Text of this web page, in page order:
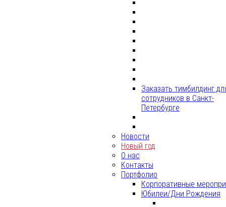
Заказать тимбилдинг
сотрудников в Санкт-
Петербурге
Новости
Новый год
О нас
Контакты
Портфолио
Корпоративные
Юбилеи/Дни Рождения